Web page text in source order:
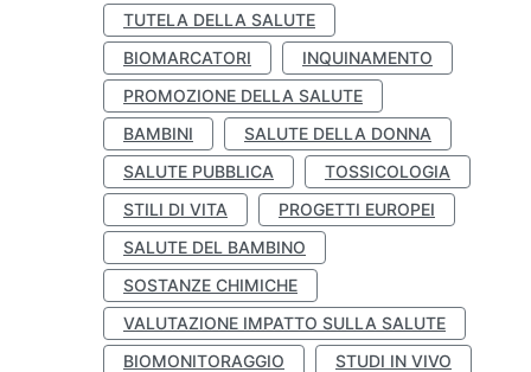
TUTELA DELLA SALUTE
BIOMARCATORI
INQUINAMENTO
PROMOZIONE DELLA SALUTE
BAMBINI
SALUTE DELLA DONNA
SALUTE PUBBLICA
TOSSICOLOGIA
STILI DI VITA
PROGETTI EUROPEI
SALUTE DEL BAMBINO
SOSTANZE CHIMICHE
VALUTAZIONE IMPATTO SULLA SALUTE
BIOMONITORAGGIO
STUDI IN VIVO